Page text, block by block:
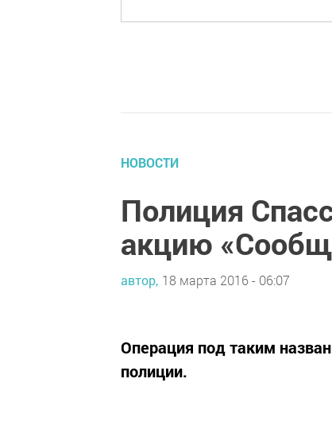
НОВОСТИ
Полиция
акцию
автор, 18 марта 2016 - 06:07
Операция под таким
полиции.